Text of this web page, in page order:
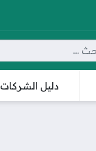
عن:
دليل الشركات